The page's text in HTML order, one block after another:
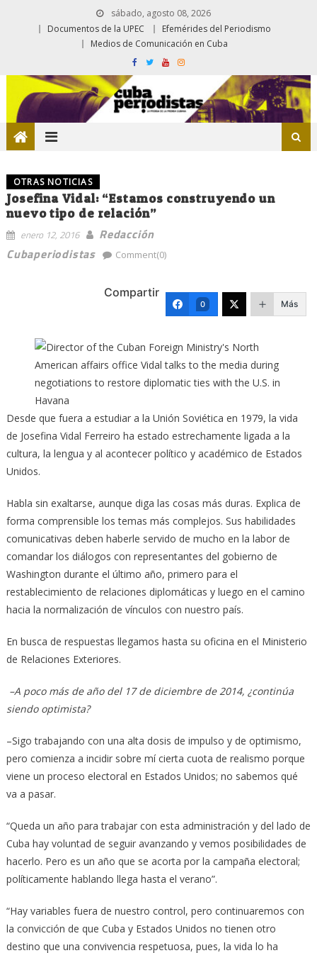
sábado, agosto 08, 2026
Documentos de la UPEC
Efemérides del Periodismo
Medios de Comunicación en Cuba
OTRAS NOTICIAS
Josefina Vidal: “Estamos construyendo un
nuevo tipo de relación”
enero 12, 2016
Redacción
Cubaperiodistas
Comment(0)
Compartir
0 Más
Desde que fuera a estudiar a la Unión Soviética en 1979, la vida
de Josefina Vidal Ferreiro ha estado estrechamente ligada a la
cultura, la lengua y al acontecer político y académico de Estados
Unidos.
Habla sin exaltarse, aunque diga las cosas más duras. Explica de
forma comprensible los temas más complejos. Sus habilidades
comunicativas deben haberle servido de mucho en la labor de
comandar los diálogos con representantes del gobierno de
Washington durante el último año, primero para el
restablecimiento de relaciones diplomáticas y luego en el camino
hacia la normalización de vínculos con nuestro país.
En busca de respuestas llegamos hasta su oficina en el Ministerio
de Relaciones Exteriores.
–A poco más de año del 17 de diciembre de 2014, ¿continúa
siendo optimista?
–Sigo trabajando con una alta dosis de impulso y de optimismo,
pero comienza a incidir sobre mí cierta cuota de realismo porque
viene un proceso electoral en Estados Unidos; no sabemos qué
va a pasar.
“Queda un año para trabajar con esta administración y del lado de
Cuba hay voluntad de seguir avanzando y vemos posibilidades de
hacerlo. Pero es un año que se acorta por la campaña electoral;
políticamente hablando llega hasta el verano”.
“Hay variables fuera de nuestro control, pero continuaremos con
la convicción de que Cuba y Estados Unidos no tienen otro
destino que una convivencia respetuosa, pues, la vida lo ha